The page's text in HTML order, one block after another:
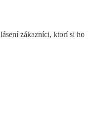
zákazníci, ktorí si ho